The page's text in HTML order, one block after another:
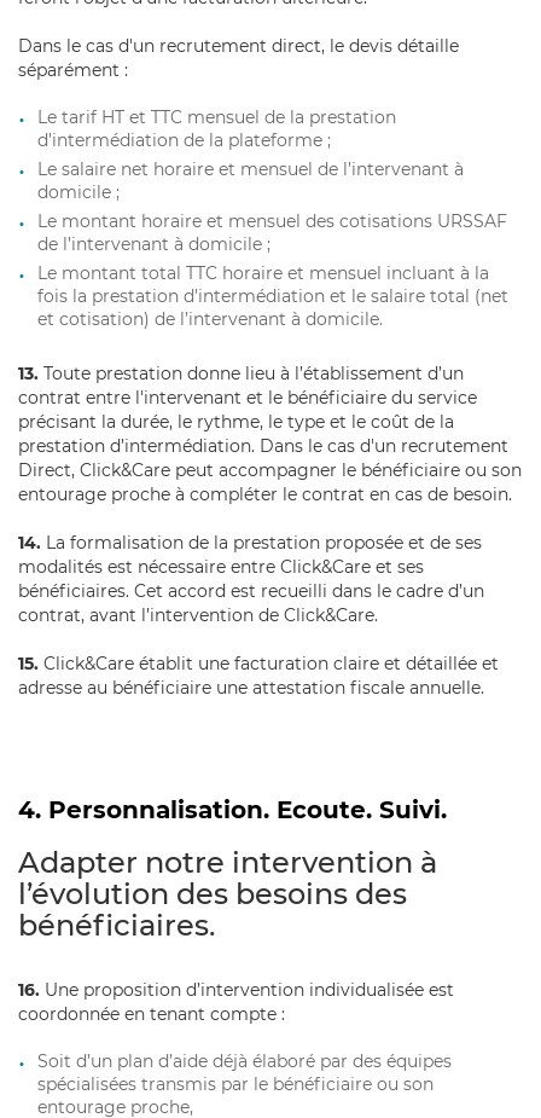
Dans le cas d'un recrutement direct, le devis détaille
séparément :
Le tarif HT et TTC mensuel de la prestation
d’intermédiation de la plateforme ;
Le salaire net horaire et mensuel de l’intervenant à
domicile ;
Le montant horaire et mensuel des cotisations URSSAF
de l’intervenant à domicile ;
Le montant total TTC horaire et mensuel incluant à la
fois la prestation d’intermédiation et le salaire total (net
et cotisation) de l’intervenant à domicile.
13. Toute prestation donne lieu à l’établissement d’un
contrat entre l'intervenant et le bénéficiaire du service
précisant la durée, le rythme, le type et le coût de la
prestation d’intermédiation. Dans le cas d'un recrutement
Direct, Click&Care peut accompagner le bénéficiaire ou son
entourage proche à compléter le contrat en cas de besoin.
14. La formalisation de la prestation proposée et de ses
modalités est nécessaire entre Click&Care et ses
bénéficiaires. Cet accord est recueilli dans le cadre d’un
contrat, avant l’intervention de Click&Care.
15. Click&Care établit une facturation claire et détaillée et
adresse au bénéficiaire une attestation fiscale annuelle.
4. Personnalisation. Ecoute. Suivi.
Adapter notre intervention à
l’évolution des besoins des
bénéficiaires.
16. Une proposition d’intervention individualisée est
coordonnée en tenant compte :
Soit d’un plan d’aide déjà élaboré par des équipes
spécialisées transmis par le bénéficiaire ou son
entourage proche,